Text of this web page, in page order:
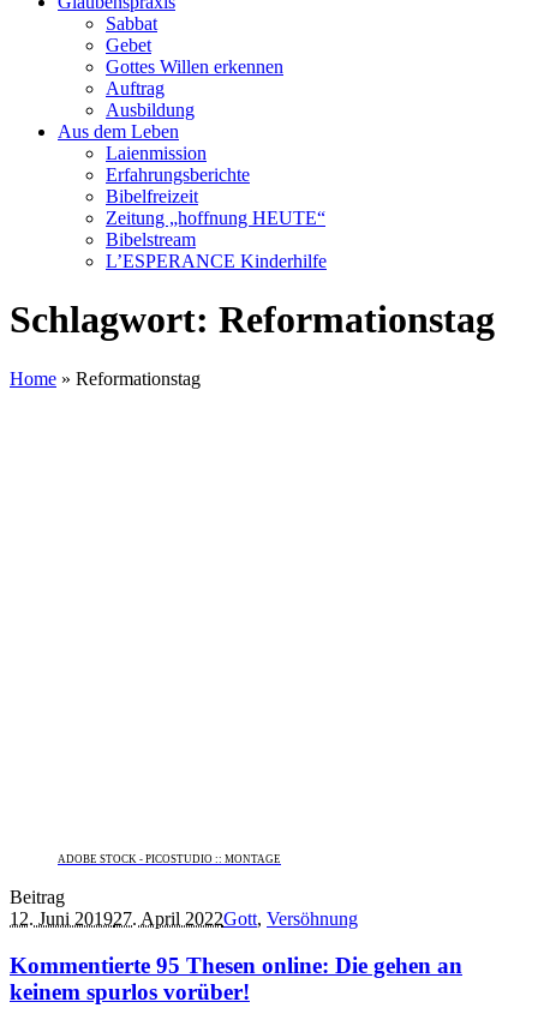
Sabbat
Gebet
Gottes Willen erkennen
Auftrag
Ausbildung
Aus dem Leben
Laienmission
Erfahrungsberichte
Bibelfreizeit
Zeitung „hoffnung HEUTE“
Bibelstream
L’ESPERANCE Kinderhilfe
Schlagwort: Reformationstag
Home » Reformationstag
ADOBE STOCK - PICOSTUDIO :: MONTAGE
Beitrag
12. Juni 201927. April 2022Gott, Versöhnung
Kommentierte 95 Thesen online: Die gehen an
keinem spurlos vorüber!